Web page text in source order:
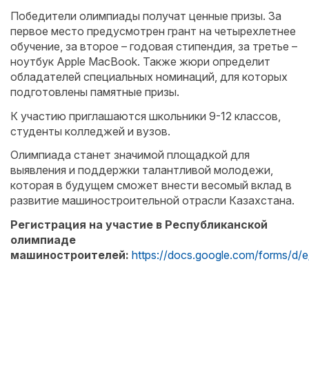
Победители олимпиады получат ценные призы. За
первое место предусмотрен грант на четырехлетнее
обучение, за второе – годовая стипендия, за третье –
ноутбук Apple MacBook. Также жюри определит
обладателей специальных номинаций, для которых
подготовлены памятные призы.
К участию приглашаются школьники 9-12 классов,
студенты колледжей и вузов.
Олимпиада станет значимой площадкой для
выявления и поддержки талантливой молодежи,
которая в будущем сможет внести весомый вклад в
развитие машиностроительной отрасли Казахстана.
Регистрация на участие в Республиканской
олимпиаде
машиностроителей: https://docs.google.com/forms/d/